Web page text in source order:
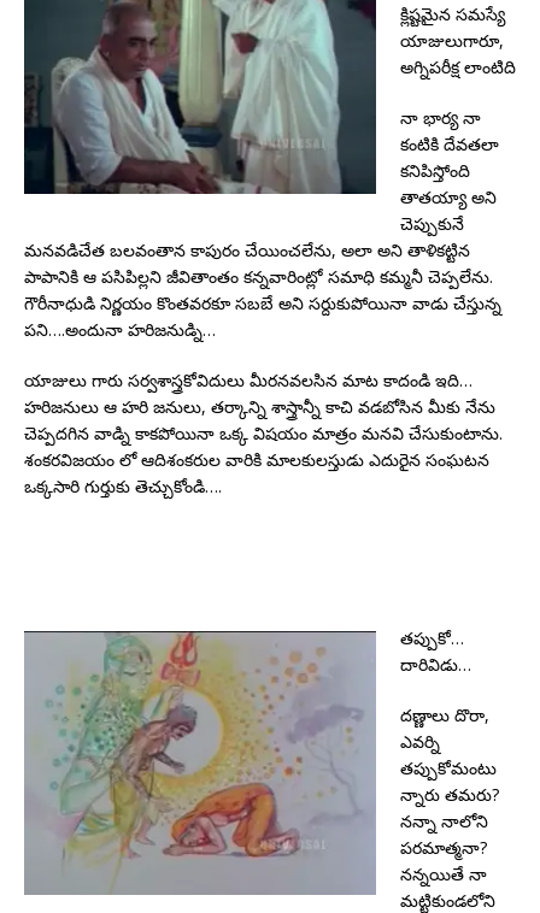
క్లిష్టమైన సమస్యే
యాజులుగారూ,
అగ్నిపరీక్ష లాంటిది
నా భార్య నా
కంటికి దేవతలా
కనిపిస్తోంది
తాతయ్యా అని
చెప్పుకునే
మనవడిచేత బలవంతాన కాపురం చేయించలేను, అలా అని తాళికట్టిన
పాపానికి ఆ పసిపిల్లని జీవితాంతం కన్నవారింట్లో సమాధి కమ్మనీ చెప్పలేను.
గౌరీనాధుడి నిర్ణయం కొంతవరకూ సబబే అని సర్దుకుపోయినా వాడు చేస్తున్న
పని….అందునా హరిజనుడ్ని…
యాజులు గారు సర్వశాస్త్రకోవిదులు మీరనవలసిన మాట కాదండి ఇది…
హరిజనులు ఆ హరి జనులు, తర్కాన్ని శాస్త్రాన్నీ కాచి వడబోసిన మీకు నేను
చెప్పదగిన వాడ్ని కాకపోయినా ఒక్క విషయం మాత్రం మనవి చేసుకుంటాను.
శంకరవిజయం లో ఆదిశంకరుల వారికి మాలకులస్తుడు ఎదురైన సంఘటన
ఒక్కసారి గుర్తుకు తెచ్చుకోండి….
తప్పుకో…
దారివిడు…
దణ్ణాలు దొరా,
ఎవర్ని
తప్పుకోమంటు
న్నారు తమరు?
నన్నా నాలోని
పరమాత్మనా?
నన్నయితే నా
మట్టికుండలోని